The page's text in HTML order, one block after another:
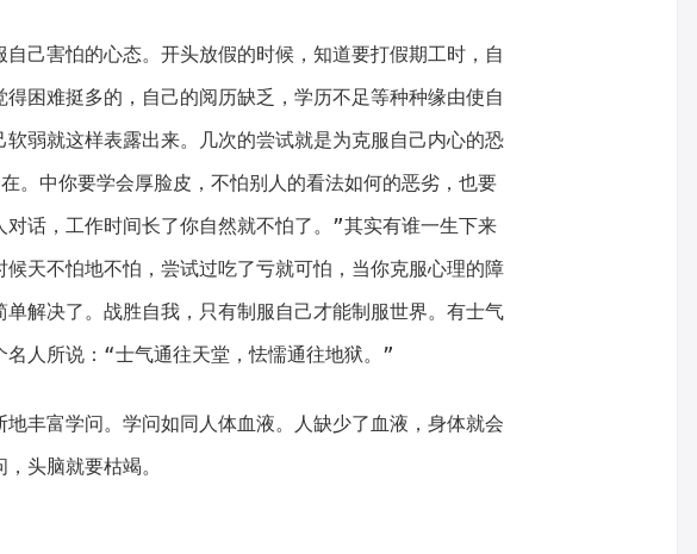
害怕的心态。开头放假的时候，知道要打假期工时，自
得困难挺多的，自己的阅历缺乏，学历不足等种种缘由使自
软弱就这样表露出来。几次的尝试就是为克服自己内心的恐
。中你要学会厚脸皮，不怕别人的看法如何的恶劣，也要
对话，工作时间长了你自然就不怕了。”其实有谁一生下来
候天不怕地不怕，尝试过吃了亏就可怕，当你克服心理的障
单解决了。战胜自我，只有制服自己才能制服世界。有士气
名人所说：“士气通往天堂，怯懦通往地狱。”
富学问。学问如同人体血液。人缺少了血液，身体就会
头脑就要枯竭。